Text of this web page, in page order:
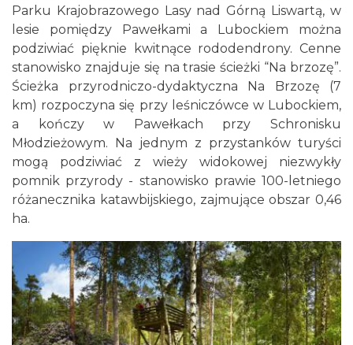
Parku Krajobrazowego Lasy nad Górną Liswartą, w
lesie pomiędzy Pawełkami a Lubockiem można
podziwiać pięknie kwitnące rododendrony. Cenne
stanowisko znajduje się na trasie ścieżki “Na brzozę”.
Ścieżka przyrodniczo-dydaktyczna Na Brzozę (7
km) rozpoczyna się przy leśniczówce w Lubockiem,
a kończy w Pawełkach przy Schronisku
Młodzieżowym. Na jednym z przystanków turyści
mogą podziwiać z wieży widokowej niezwykły
pomnik przyrody - stanowisko prawie 100-letniego
różanecznika katawbijskiego, zajmujące obszar 0,46
ha.